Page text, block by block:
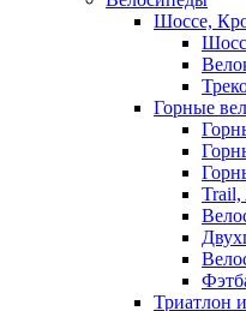
Шоссе,
Горные
Trail,
Триатлон